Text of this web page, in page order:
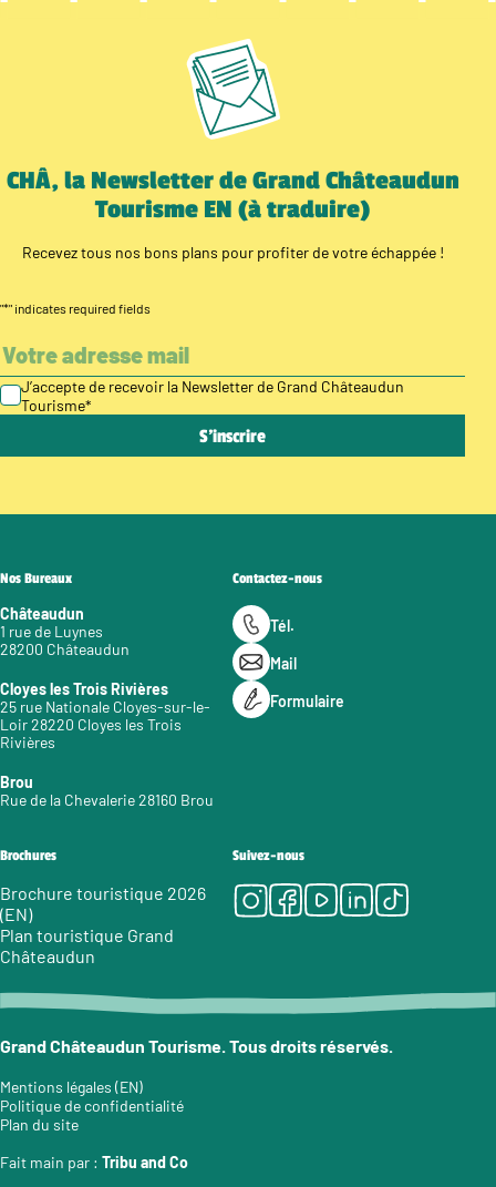
CHÂ, la Newsletter de Grand Châteaudun
Tourisme EN (à traduire)
Recevez tous nos bons plans pour profiter de votre échappée !
"*" indicates required fields
J’accepte de recevoir la Newsletter de Grand Châteaudun
Tourisme*
Nos Bureaux
Châteaudun
1 rue de Luynes
28200 Châteaudun
Cloyes les Trois Rivières
25 rue Nationale Cloyes-sur-le-
Loir 28220 Cloyes les Trois
Rivières
Brou
Rue de la Chevalerie 28160 Brou
Contactez-nous
Tél.
Mail
Formulaire
Brochures
Brochure touristique 2026
(EN)
Plan touristique Grand
Châteaudun
Suivez-nous
Instagram
Facebook
Youtube
LinkedIn
Tiktok
Grand Châteaudun Tourisme. Tous droits réservés.
Mentions légales (EN)
Politique de confidentialité
Plan du site
Fait main par : Tribu and Co